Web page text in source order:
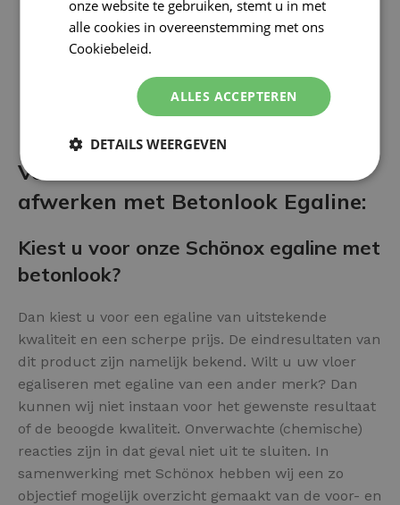
Voor- en nadelen van het
afwerken met Betonlook Egaline:
Kiest u voor onze Schönox egaline met
betonlook?
Dan kiest u voor een egaline van uitstekende
kwaliteit en een scherpe prijs. De eindresultaten van
dit product zijn namelijk bekend. Wilt u uw vloer
egaliseren met egaline van een ander merk? Dan
kunnen wij niet instaan voor het gewenste resultaat
of de beoogde kwaliteit. Onverwachte (chemische)
reacties zijn in dat geval niet uit te sluiten. In
samenwerking met Schönox hebben wij een zo
objectief mogelijk overzicht gemaakt van de voor- en
onze website te gebruiken, stemt u in met
alle cookies in overeenstemming met ons
Cookiebeleid.
ALLES ACCEPTEREN
DETAILS WEERGEVEN